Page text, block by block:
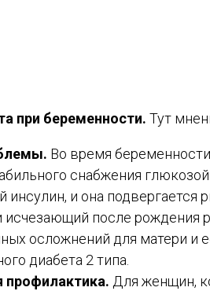
при беременности. Тут
Во время
снабжения
инсулин, и она подвергается
после рождения
осложнений для матери и
диабета 2 типа.
профилактика. Для женщин,